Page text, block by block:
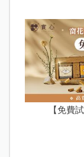
【免費